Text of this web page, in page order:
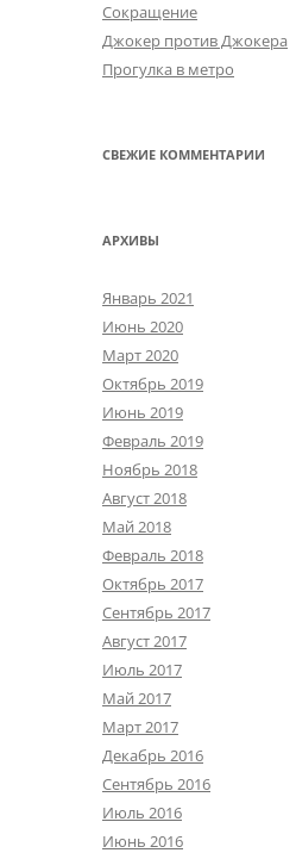
Сокращение
Джокер против Джокера
Прогулка в метро
СВЕЖИЕ КОММЕНТАРИИ
АРХИВЫ
Январь 2021
Июнь 2020
Март 2020
Октябрь 2019
Июнь 2019
Февраль 2019
Ноябрь 2018
Август 2018
Май 2018
Февраль 2018
Октябрь 2017
Сентябрь 2017
Август 2017
Июль 2017
Май 2017
Март 2017
Декабрь 2016
Сентябрь 2016
Июль 2016
Июнь 2016